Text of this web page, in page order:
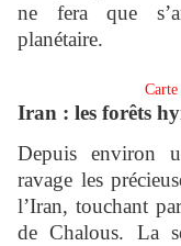
ne fera que
planétaire.
Iran : les forêts
Depuis environ
ravage les
l’Iran, touchant
de Chalous. La